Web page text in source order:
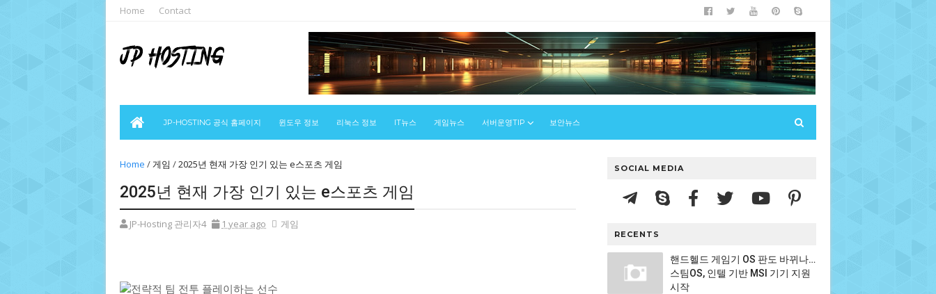
Home Contact
JP-HOSTING 공식 홈페이지 윈도우 정보 리눅스 정보 IT뉴스 게임뉴스 서버운영TIP 보안뉴스
Home /게임 /2025년 현재 가장 인기 있는 e스포츠 게임
2025년 현재 가장 인기 있는 e스포츠 게임
JP-Hosting 관리자4 1 year ago 게임
SOCIAL MEDIA
RECENTS
핸드헬드 게임기 OS 판도 바뀌나…
스팀OS, 인텔 기반 MSI 기기 지원
시작